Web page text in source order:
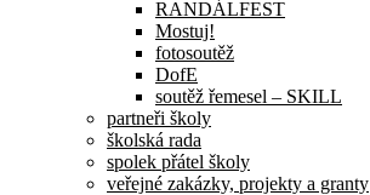
RANDÁLFEST
Mostuj!
fotosoutěž
DofE
soutěž řemesel – SKILL
partneři školy
školská rada
spolek přátel školy
veřejné zakázky, projekty a granty